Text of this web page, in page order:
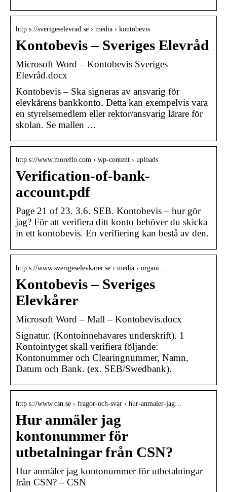
http s://sverigeselevrad.se › media › kontobevis
Kontobevis – Sveriges Elevråd
Microsoft Word – Kontobevis Sveriges
Elevråd.docx
Kontobevis – Ska signeras av ansvarig för
elevkårens bankkonto. Detta kan exempelvis vara
en styrelsemedlem eller rektor/ansvarig lärare för
skolan. Se mallen …
http s://www.moreflo.com › wp-content › uploads
Verification-of-bank-
account.pdf
Page 21 of 23. 3.6. SEB. Kontobevis – hur gör
jag? För att verifiera ditt konto behöver du skicka
in ett kontobevis. En verifiering kan bestå av den.
http s://www.sverigeselevkarer.se › media › organi…
Kontobevis – Sveriges
Elevkårer
Microsoft Word – Mall – Kontobevis.docx
Signatur. (Kontoinnehavares underskrift). 1
Kontointyget skall verifiera följande:
Kontonummer och Clearingnummer, Namn,
Datum och Bank. (ex. SEB/Swedbank).
http s://www.csn.se › fragor-och-svar › hur-anmaler-jag…
Hur anmäler jag
kontonummer för
utbetalningar från CSN?
Hur anmäler jag kontonummer för utbetalningar
från CSN? – CSN